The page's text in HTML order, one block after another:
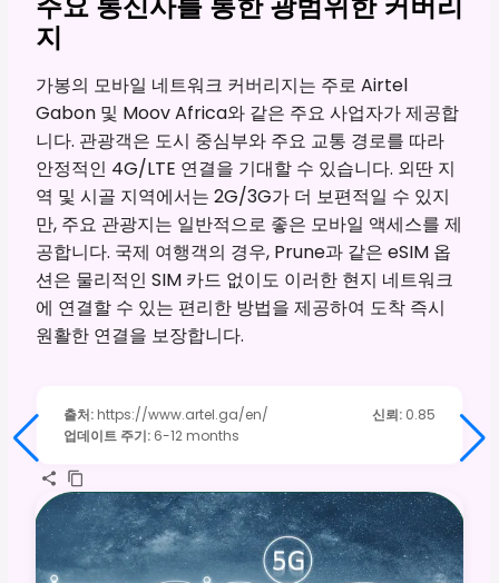
지
가봉의 모바일 네트워크 커버리지는 주로 Airtel
Gabon 및 Moov Africa와 같은 주요 사업자가 제공합
니다. 관광객은 도시 중심부와 주요 교통 경로를 따라
안정적인 4G/LTE 연결을 기대할 수 있습니다. 외딴 지
역 및 시골 지역에서는 2G/3G가 더 보편적일 수 있지
만, 주요 관광지는 일반적으로 좋은 모바일 액세스를 제
공합니다. 국제 여행객의 경우, Prune과 같은 eSIM 옵
션은 물리적인 SIM 카드 없이도 이러한 현지 네트워크
에 연결할 수 있는 편리한 방법을 제공하여 도착 즉시
원활한 연결을 보장합니다.
출처: https://www.artel.ga/en/ 신뢰: 0.85
업데이트 주기: 6-12 months